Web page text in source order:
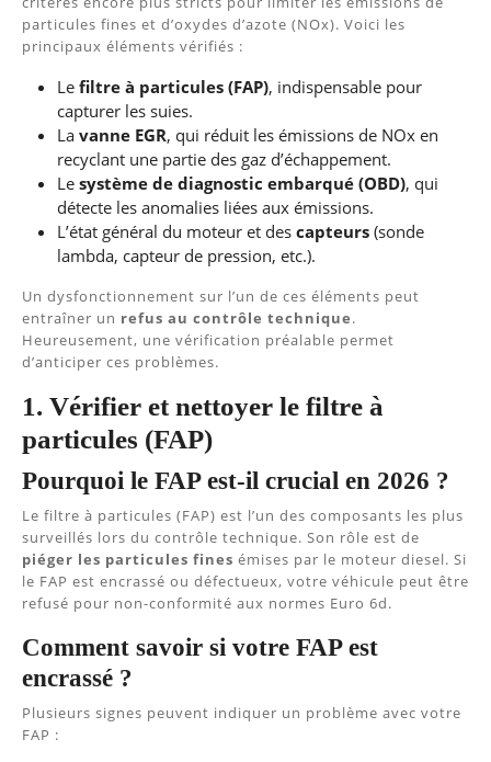
particules fines et d’oxydes d’azote (NOx). Voici les
principaux éléments vérifiés :
Le filtre à particules (FAP), indispensable pour
capturer les suies.
La vanne EGR, qui réduit les émissions de NOx en
recyclant une partie des gaz d’échappement.
Le système de diagnostic embarqué (OBD), qui
détecte les anomalies liées aux émissions.
L’état général du moteur et des capteurs (sonde
lambda, capteur de pression, etc.).
Un dysfonctionnement sur l’un de ces éléments peut
entraîner un refus au contrôle technique.
Heureusement, une vérification préalable permet
d’anticiper ces problèmes.
1. Vérifier et nettoyer le filtre à
particules (FAP)
Pourquoi le FAP est-il crucial en 2026 ?
Le filtre à particules (FAP) est l’un des composants les plus
surveillés lors du contrôle technique. Son rôle est de
piéger les particules fines émises par le moteur diesel. Si
le FAP est encrassé ou défectueux, votre véhicule peut être
refusé pour non-conformité aux normes Euro 6d.
Comment savoir si votre FAP est
encrassé ?
Plusieurs signes peuvent indiquer un problème avec votre
FAP :